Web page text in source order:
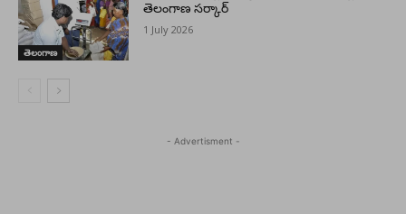
తెలంగాణ
తెలంగాణ సర్కార్
1 July 2026
- Advertisment -